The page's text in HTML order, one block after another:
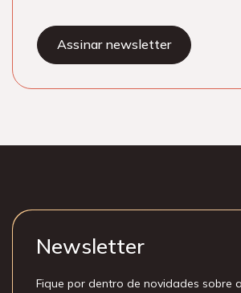
Newsletter
Fique por dentro de novidades sobre